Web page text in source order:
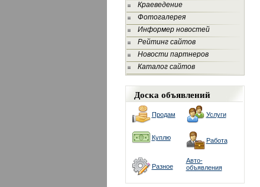
Краеведение
Фотогалерея
Информер новостей
Рейтинг сайтов
Новости партнеров
Каталог сайтов
Доска объявлений
Продам Услуги
Куплю Работа
Разное
Авто-
объявления